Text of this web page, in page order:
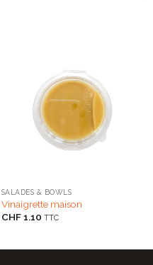
SALADES & BOWLS
Vinaigrette maison
CHF1.10 TTC